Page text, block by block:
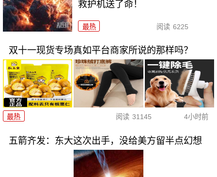
救护机送了命！
最热 阅读 6225
双十一现货专场真如平台商家所说的那样吗？
最热 阅读 31145 4小时前
五箭齐发：东大这次出手，没给美方留半点幻想